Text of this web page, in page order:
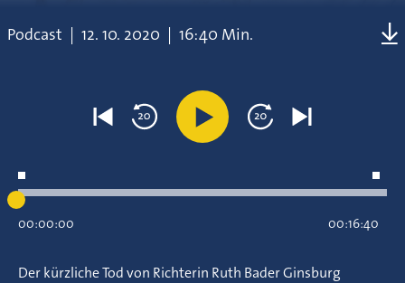
Podcast | 12. 10. 2020 | 16:40 Min.
00:00:00 00:16:40
Der kürzliche Tod von Richterin Ruth Bader Ginsburg